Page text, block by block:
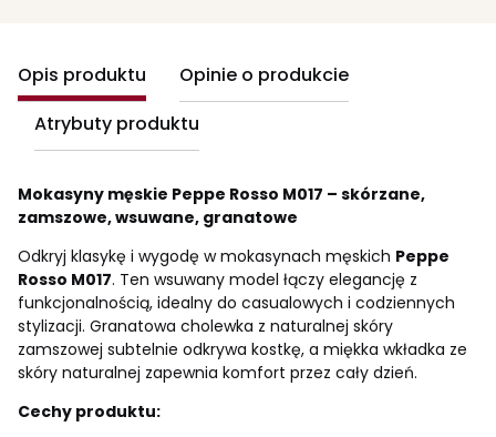
Opis produktu
Opinie o produkcie
Atrybuty produktu
Mokasyny męskie Peppe Rosso M017 – skórzane,
zamszowe, wsuwane, granatowe
Odkryj klasykę i wygodę w mokasynach męskich Peppe
Rosso M017. Ten wsuwany model łączy elegancję z
funkcjonalnością, idealny do casualowych i codziennych
stylizacji. Granatowa cholewka z naturalnej skóry
zamszowej subtelnie odkrywa kostkę, a miękka wkładka ze
skóry naturalnej zapewnia komfort przez cały dzień.
Cechy produktu: